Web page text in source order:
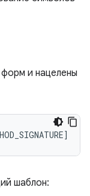
и нацелены
шаблон: